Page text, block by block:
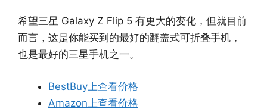
希望三星 Galaxy Z Flip 5 有更大的变化，但就目前
而言，这是你能买到的最好的翻盖式可折叠手机，
也是最好的三星手机之一。
BestBuy上查看价格
Amazon上查看价格